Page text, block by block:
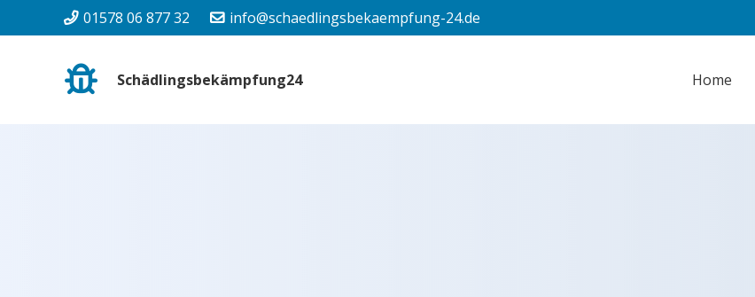
01578 06 877 32 info@schaedlingsbekaempfung-24.de
Schädlingsbekämpfung24 Home